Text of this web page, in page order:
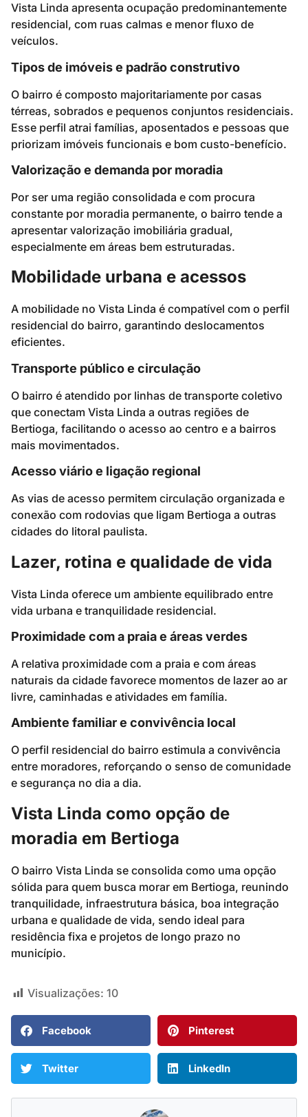
Vista Linda apresenta ocupação predominantemente
residencial, com ruas calmas e menor fluxo de
veículos.
Tipos de imóveis e padrão construtivo
O bairro é composto majoritariamente por casas
térreas, sobrados e pequenos conjuntos residenciais.
Esse perfil atrai famílias, aposentados e pessoas que
priorizam imóveis funcionais e bom custo-benefício.
Valorização e demanda por moradia
Por ser uma região consolidada e com procura
constante por moradia permanente, o bairro tende a
apresentar valorização imobiliária gradual,
especialmente em áreas bem estruturadas.
Mobilidade urbana e acessos
A mobilidade no Vista Linda é compatível com o perfil
residencial do bairro, garantindo deslocamentos
eficientes.
Transporte público e circulação
O bairro é atendido por linhas de transporte coletivo
que conectam Vista Linda a outras regiões de
Bertioga, facilitando o acesso ao centro e a bairros
mais movimentados.
Acesso viário e ligação regional
As vias de acesso permitem circulação organizada e
conexão com rodovias que ligam Bertioga a outras
cidades do litoral paulista.
Lazer, rotina e qualidade de vida
Vista Linda oferece um ambiente equilibrado entre
vida urbana e tranquilidade residencial.
Proximidade com a praia e áreas verdes
A relativa proximidade com a praia e com áreas
naturais da cidade favorece momentos de lazer ao ar
livre, caminhadas e atividades em família.
Ambiente familiar e convivência local
O perfil residencial do bairro estimula a convivência
entre moradores, reforçando o senso de comunidade
e segurança no dia a dia.
Vista Linda como opção de
moradia em Bertioga
O bairro Vista Linda se consolida como uma opção
sólida para quem busca morar em Bertioga, reunindo
tranquilidade, infraestrutura básica, boa integração
urbana e qualidade de vida, sendo ideal para
residência fixa e projetos de longo prazo no
município.
Visualizações: 10
Facebook Pinterest
Twitter LinkedIn